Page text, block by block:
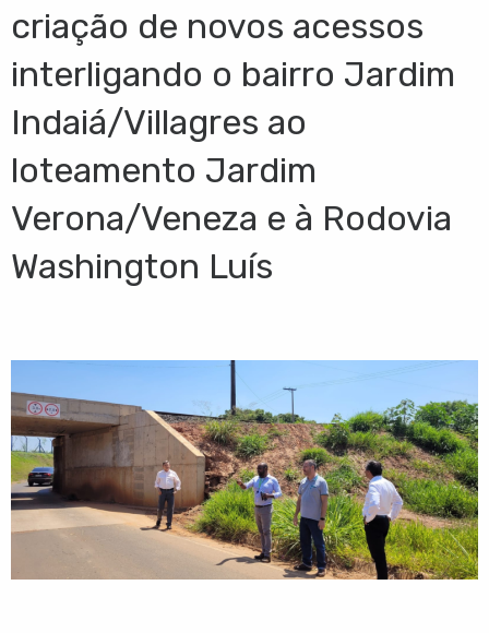
criação de novos acessos
interligando o bairro Jardim
Indaiá/Villagres ao
loteamento Jardim
Verona/Veneza e à Rodovia
Washington Luís